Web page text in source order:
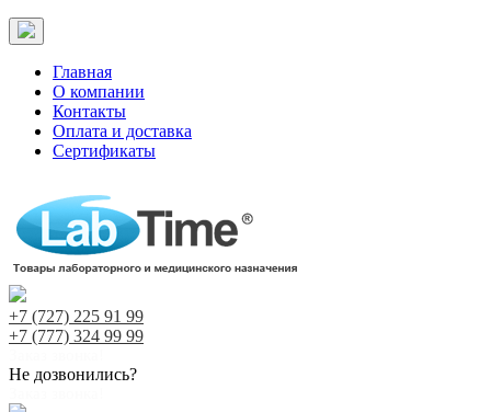
Главная
О компании
Контакты
Оплата и доставка
Сертификаты
+7 (727) 225 91 99
+7 (777) 324 99 99
Не дозвонились?